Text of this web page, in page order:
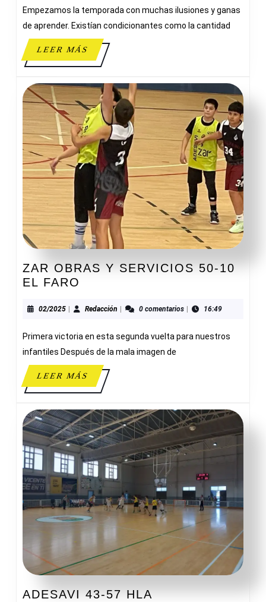
Empezamos la temporada con muchas ilusiones y ganas
de aprender. Existían condicionantes como la cantidad
LEER MÁSLEER
MÁS
ZAR OBRAS Y SERVICIOS 50-10
EL FARO
Y
50-
10
EL
FARO
02/202502/2025Redacción Redacción0 comentarios 16:49
Primera victoria en esta segunda vuelta para nuestros
infantiles Después de la mala imagen de
LEER MÁSLEER
MÁS
ADESAVI 43-57 HLA